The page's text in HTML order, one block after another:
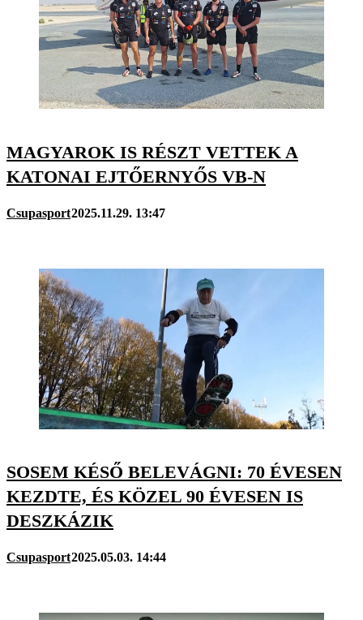
MAGYAROK IS RÉSZT VETTEK A
KATONAI EJTŐERNYŐS VB-N
Csupasport2025.11.29. 13:47
SOSEM KÉSŐ BELEVÁGNI: 70 ÉVESEN
KEZDTE, ÉS KÖZEL 90 ÉVESEN IS
DESZKÁZIK
Csupasport2025.05.03. 14:44